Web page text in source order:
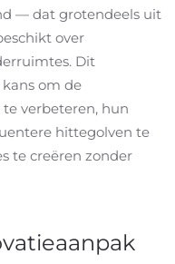
— dat grotendeels uit
over
Dit
om de
verbeteren, hun
hittegolven te
te creëren zonder